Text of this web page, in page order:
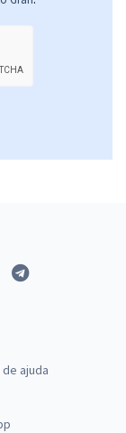
104 - PAS -
- Contabilidade
- 8ª Região
202 - PST -
ajuda